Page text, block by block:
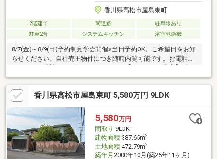
香川県高松市屋島東町
2階建て 南道路
駐車場あり
駐車2台
システムキッチン 浴室乾燥機
8/7(金)～8/9(日)予約制見学会開催※当日予約OK。ご希望日をお知
らせください。自社売主物件につき随時内覧可能です。お電話か
準シロアリ防除工事、鍵交換●外構・外装屋根・外壁陽圧洗浄
駐車場拡張●水回りシステムキッチン交換、ユニットバス交換、
トイレ交換、洗面化粧台交換●内装クロス貼替●その他設備給湯器
交換【おすすめポイント】・本物件は条件により住宅ローン減税
が適用されます。・雨漏り、構造上主要な部分の欠陥や・腐食、
給排水管の故障や漏水についてお引渡しより２年間保
香川県高松市屋島東町 5,580万円 9LDK
5,580万円
間取り 9LDK
建物面積387.65m2
土地面積472.79m2
築年月 2000年10月(築25年11ヶ月)